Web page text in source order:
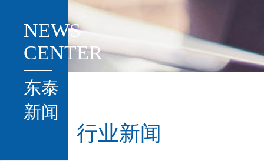
NEWS
CENTER
东泰
新闻
行业新闻